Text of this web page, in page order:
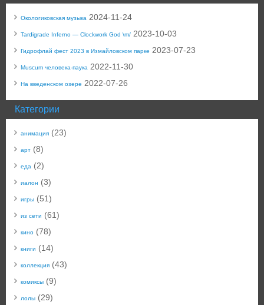
Окологиковская музыка 2024-11-24
Tardigrade Inferno — Clockwork God \m/ 2023-10-03
Гидрофлай фест 2023 в Измайловском парке 2023-07-23
Muscum человека-паука 2022-11-30
На введенском озере 2022-07-26
Категории
анимация (23)
арт (8)
еда (2)
иалон (3)
игры (51)
из сети (61)
кино (78)
книги (14)
коллекция (43)
комиксы (9)
лолы (29)